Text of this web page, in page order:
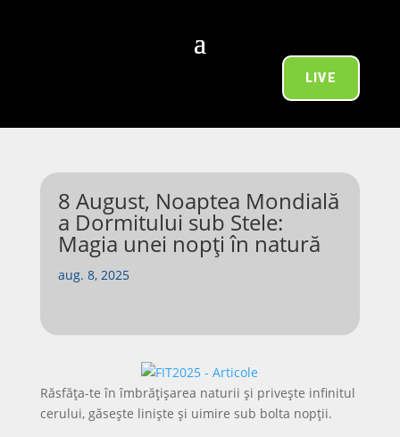
LIVE
8 August, Noaptea Mondială
a Dormitului sub Stele:
Magia unei nopți în natură
aug. 8, 2025
Răsfăța-te în îmbrățișarea naturii și privește infinitul
cerului, găsește liniște și uimire sub bolta nopții.